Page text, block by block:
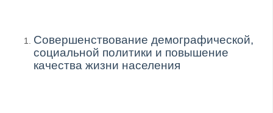
Совершенствование демографической,
социальной политики и повышение
качества жизни населения